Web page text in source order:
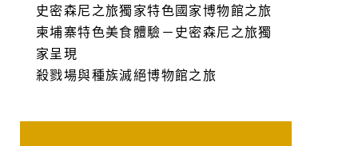
史密森尼之旅獨家特色國家博物館之旅
柬埔寨特色美食體驗－史密森尼之旅獨
家呈現
殺戮場與種族滅絕博物館之旅